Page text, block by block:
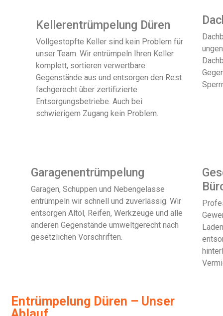
Kellerentrümpelung Düren
Vollgestopfte Keller sind kein Problem für
unser Team. Wir entrümpeln Ihren Keller
komplett, sortieren verwertbare
Gegenstände aus und entsorgen den Rest
fachgerecht über zertifizierte
Entsorgungsbetriebe. Auch bei
schwierigem Zugang kein Problem.
Garagenentrümpelung
Garagen, Schuppen und Nebengelasse
entrümpeln wir schnell und zuverlässig. Wir
entsorgen Altöl, Reifen, Werkzeuge und alle
anderen Gegenstände umweltgerecht nach
gesetzlichen Vorschriften.
Entrümpelung Düren – Unser